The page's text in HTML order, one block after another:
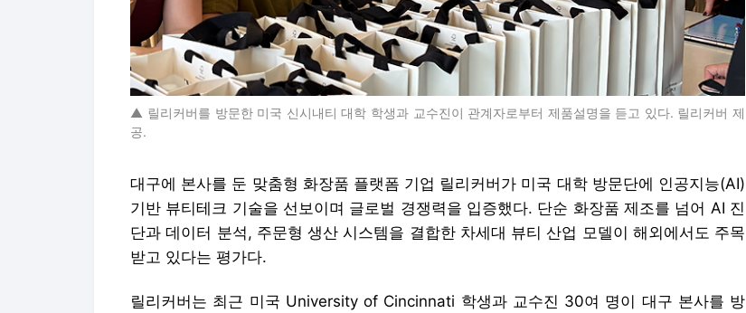
▲ 릴리커버를 방문한 미국 신시내티 대학 학생과 교수진이 관계자로부터 제품설명을 듣고 있다. 릴리커버 제
공.
대구에 본사를 둔 맞춤형 화장품 플랫폼 기업 릴리커버가 미국 대학 방문단에 인공지능(AI)
기반 뷰티테크 기술을 선보이며 글로벌 경쟁력을 입증했다. 단순 화장품 제조를 넘어 AI 진
단과 데이터 분석, 주문형 생산 시스템을 결합한 차세대 뷰티 산업 모델이 해외에서도 주목
받고 있다는 평가다.
릴리커버는 최근 미국 University of Cincinnati 학생과 교수진 30여 명이 대구 본사를 방